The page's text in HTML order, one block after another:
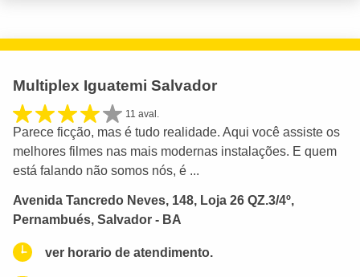
Multiplex Iguatemi Salvador
11 aval.
Parece ficção, mas é tudo realidade. Aqui você assiste os
melhores filmes nas mais modernas instalações. E quem
está falando não somos nós, é ...
Avenida Tancredo Neves, 148, Loja 26 QZ.3/4º,
Pernambués, Salvador - BA
ver horario de atendimento.